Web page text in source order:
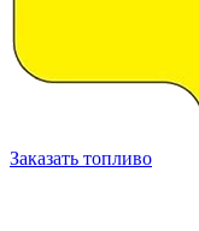
Заказать топливо